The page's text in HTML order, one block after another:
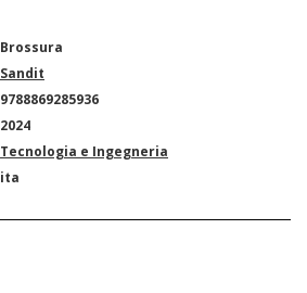
Brossura
Sandit
9788869285936
2024
Tecnologia e Ingegneria
ita